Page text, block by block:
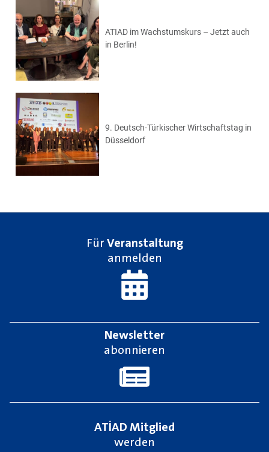
ATIAD im Wachstumskurs – Jetzt auch
in Berlin!
9. Deutsch-Türkischer Wirtschaftstag in
Düsseldorf
Für Veranstaltung
anmelden
Newsletter
abonnieren
ATİAD Mitglied
werden